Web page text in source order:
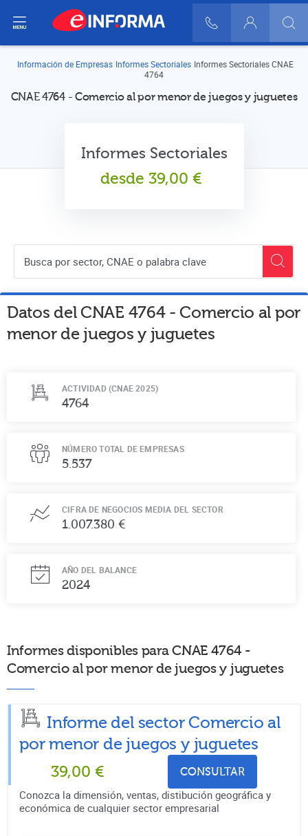
900 10 30 20
Login
Información de Empresas Informes Sectoriales Informes Sectoriales CNAE
4764
CNAE 4764 - Comercio al por menor de juegos y juguetes
Informes Sectoriales
desde 39,00 €
Datos del CNAE 4764-Comercio al por
menor de juegos y juguetes
ACTIVIDAD (CNAE 2025)
4764
NÚMERO TOTAL DE EMPRESAS
5.537
CIFRA DE NEGOCIOS MEDIA DEL SECTOR
1.007.380 €
AÑO DEL BALANCE
2024
Informes disponibles para CNAE 4764 -
Comercio al por menor de juegos y juguetes
Informe del sector Comercio al
por menor de juegos y juguetes
39,00 € CONSULTAR
Conozca la dimensión, ventas, distibución geográfica y
económica de cualquier sector empresarial